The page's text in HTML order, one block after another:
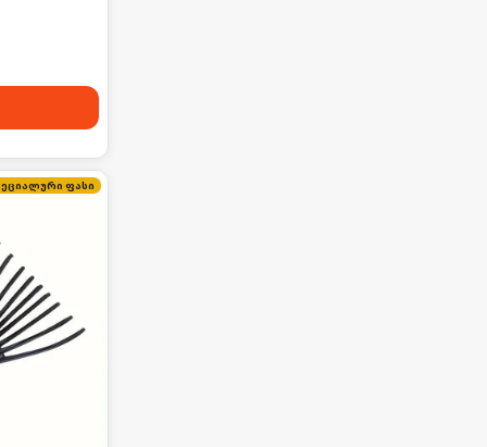
ფასი